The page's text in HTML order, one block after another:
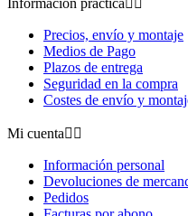
Precios, envío y montaje
Medios de Pago
Plazos de entrega
Seguridad en la compra
Costes de envío y
Mi cuenta 
Información personal
Devoluciones de
Pedidos